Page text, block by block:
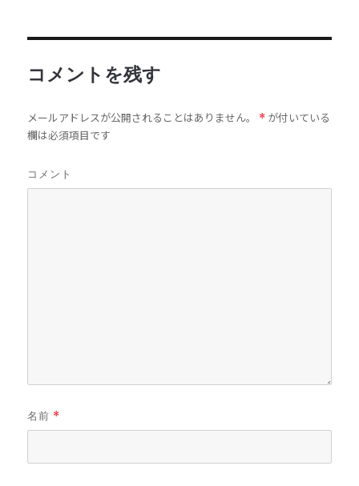
コメントを残す
メールアドレスが公開されることはありません。 * が付いている
欄は必須項目です
コメント
名前 *